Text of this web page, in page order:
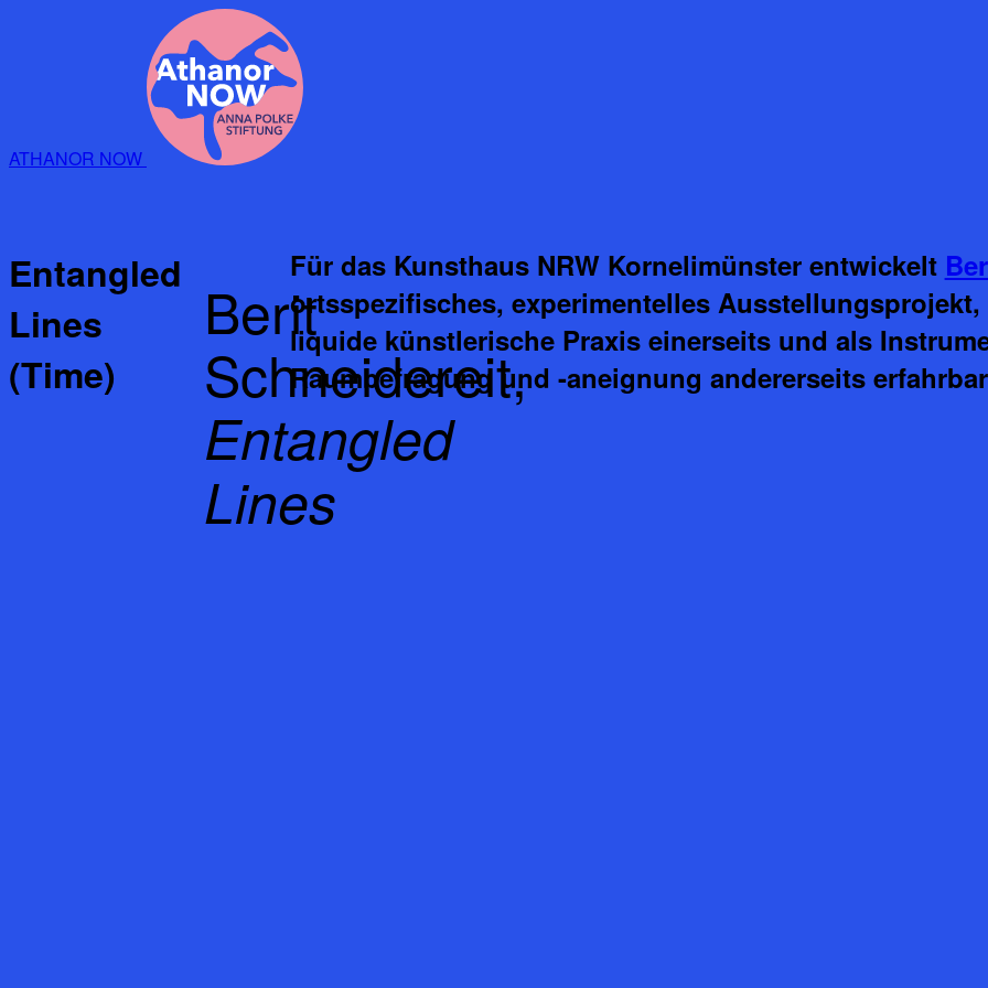
ATHANOR NOW
Entangled
Lines
(Time)
Berit
Schneidereit,
Entangled
Lines
Für das Kunsthaus NRW Kornelimünster entwickelt
ortsspezifisches, experimentelles
liquide künstlerische Praxis einerseits und als
Raumbefragung und -aneignung andererseits